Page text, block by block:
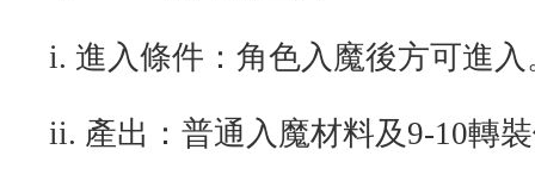
i. 進入條件：角色入魔後方可進入
ii. 產出：普通入魔材料及9-10轉